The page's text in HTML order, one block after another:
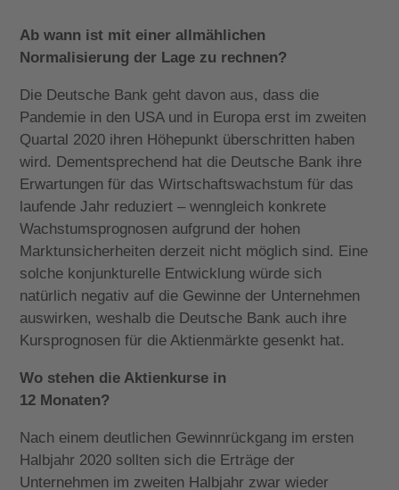
Ab wann ist mit einer allmählichen
Normalisierung der Lage zu rechnen?
Die Deutsche Bank geht davon aus, dass die
Pandemie in den USA und in Europa erst im zweiten
Quartal 2020 ihren Höhepunkt überschritten haben
wird. Dementsprechend hat die Deutsche Bank ihre
Erwartungen für das Wirtschaftswachstum für das
laufende Jahr reduziert – wenngleich konkrete
Wachstumsprognosen aufgrund der hohen
Marktunsicherheiten derzeit nicht möglich sind. Eine
solche konjunkturelle Entwicklung würde sich
natürlich negativ auf die Gewinne der Unternehmen
auswirken, weshalb die Deutsche Bank auch ihre
Kursprognosen für die Aktienmärkte gesenkt hat.
Wo stehen die Aktienkurse in
12 Monaten?
Nach einem deutlichen Gewinnrückgang im ersten
Halbjahr 2020 sollten sich die Erträge der
Unternehmen im zweiten Halbjahr zwar wieder